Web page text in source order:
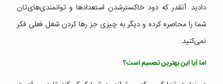
دادید. آنقدر که دود خاکسترشدن استعدادها و توانمندی‌های‌تان
شما را محاصره‌ کرده و دیگر به چیزی جز رها کردن شغل‌ فعلی فکر
نمی‌کنید.
اما آیا این بهترین تصمیم است؟